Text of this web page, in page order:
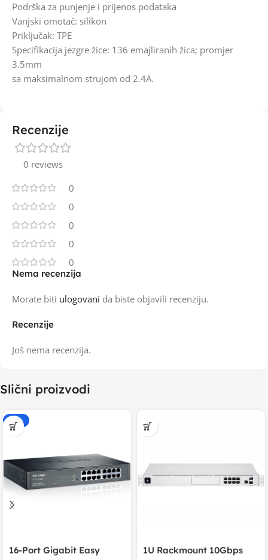
Podrška za punjenje i prijenos podataka
Vanjski omotač: silikon
Priključak: TPE
Specifikacija jezgre žice: 136 emajliranih žica; promjer
3.5mm
sa maksimalnom strujom od 2.4A.
Recenzije
0 reviews
0
0
0
0
0
Recenzije
Još nema recenzija.
Nema recenzija
Morate biti ulogovani da biste objavili recenziju.
Slični proizvodi
-20%
16-Port Gigabit Easy
1U Rackmount 10Gbps